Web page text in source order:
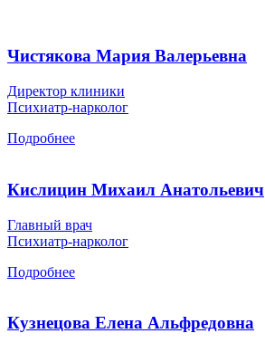
Чистякова Мария Валерьевна
Директор клиники
Психиатр-нарколог
Подробнее
Кислицин Михаил Анатольевич
Главный врач
Психиатр-нарколог
Подробнее
Кузнецова Елена Альфредовна